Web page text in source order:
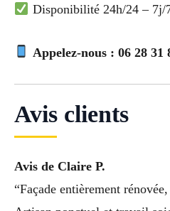
Disponibilité 24h/24 – 7j/
Appelez-nous : 06 28 31
Avis clients
Avis de Claire P.
“Façade entièrement